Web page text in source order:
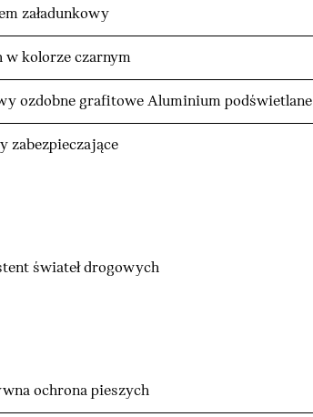
załadunkowy
w kolorze czarnym
ozdobne grafitowe Aluminium podświetlane
zabezpieczające
świateł drogowych
ochrona pieszych